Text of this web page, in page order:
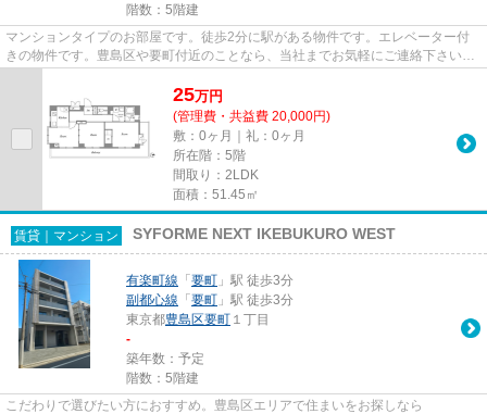
階数：5階建
マンションタイプのお部屋です。徒歩2分に駅がある物件です。エレベーター付
きの物件です。豊島区や要町付近のことなら、当社までお気軽にご連絡下さい。
25万円
(管理費・共益費 20,000円)
敷：0ヶ月｜礼：0ヶ月
所在階：5階
間取り：2LDK
面積：51.45㎡
賃貸｜マンション SYFORME NEXT IKEBUKURO WEST
有楽町線 「 要町 」駅 徒歩3分
副都心線 「 要町 」駅 徒歩3分
東京都豊島区要町 １丁目
-
築年数：予定
階数：5階建
こだわりで選びたい方におすすめ。豊島区エリアで住まいをお探しなら